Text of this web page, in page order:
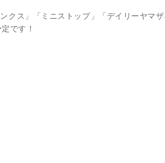
クス」「ミニストップ」「デイリーヤマ
です！